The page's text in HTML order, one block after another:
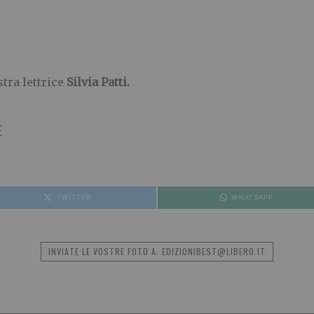
lettrice Silvia Patti.
TWITTER WHATSAPP
INVIATE LE VOSTRE FOTO A: EDIZIONIBEST@LIBERO.IT